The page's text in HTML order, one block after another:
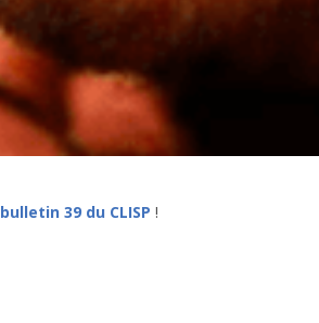
bulletin 39 du CLISP !